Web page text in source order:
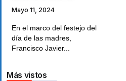
Mayo 11, 2024
En el marco del festejo del
día de las madres,
Francisco Javier...
Más vistos